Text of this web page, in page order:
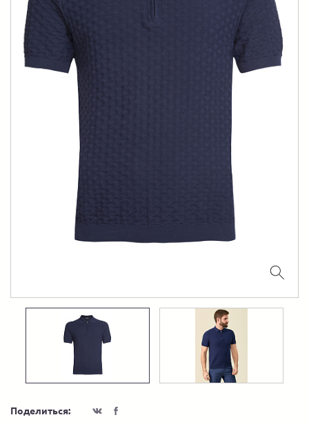
Поделиться: